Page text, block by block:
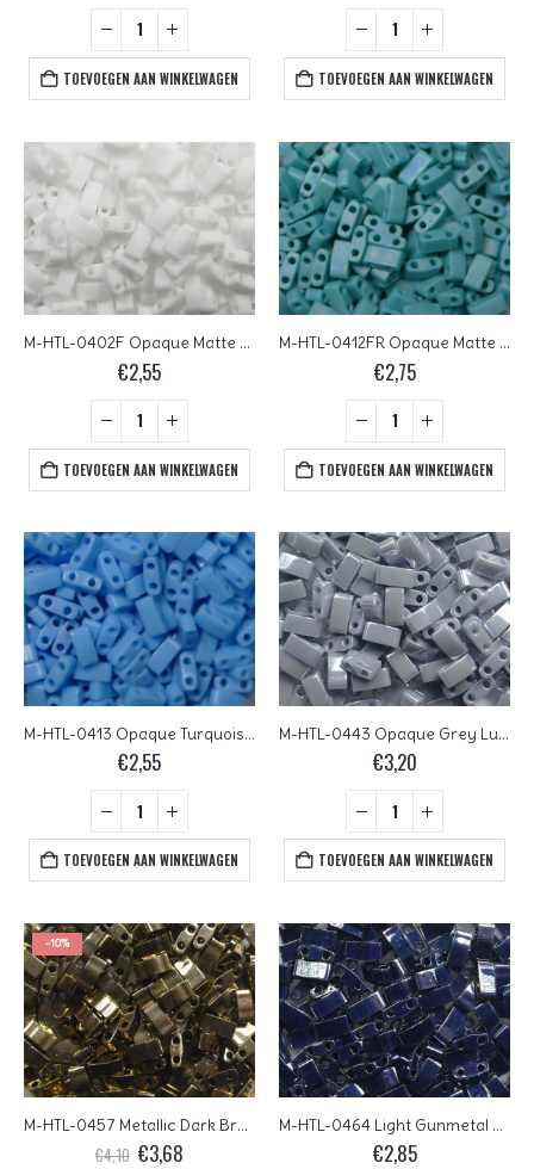
TOEVOEGEN AAN WINKELWAGEN TOEVOEGEN AAN WINKELWAGEN
M-HTL-0402F Opaque Matte White Miyuki Half Tila Beads 5×2,3 mm
€2,55
TOEVOEGEN AAN WINKELWAGEN
M-HTL-0412FR Opaque Matte Turquoise Green AB Miyuki Half Tila Beads 5×2,3 mm
€2,75
TOEVOEGEN AAN WINKELWAGEN
M-HTL-0413 Opaque Turquoise Blue Miyuki Half Tila Beads 5×2,3 mm
€2,55
TOEVOEGEN AAN WINKELWAGEN
M-HTL-0443 Opaque Grey Luster Miyuki Half Tila Beads 5×2,3 mm
€3,20
TOEVOEGEN AAN WINKELWAGEN
-10%
M-HTL-0457 Metallic Dark Bronze Miyuki Half Tila Beads 5×2,3 mm
€4,10 Oorspronkelijke
€3,68Huidige
M-HTL-0464 Light Gunmetal Miyuki Half Tila Beads 5×2,3 mm
€2,85